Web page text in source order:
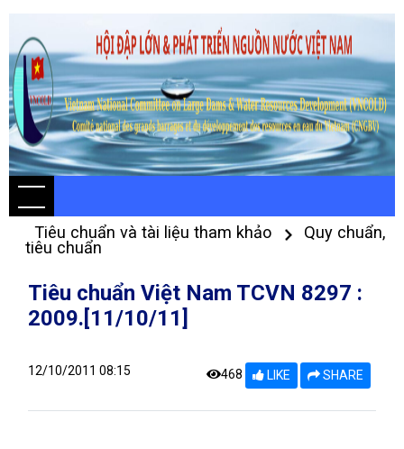
Tiêu chuẩn và tài liệu tham khảo
Quy chuẩn,
tiêu chuẩn
Tiêu chuẩn Việt Nam TCVN 8297 :
2009.[11/10/11]
12/10/2011 08:15 468 LIKE SHARE